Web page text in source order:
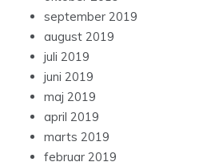
september 2019
august 2019
juli 2019
juni 2019
maj 2019
april 2019
marts 2019
februar 2019